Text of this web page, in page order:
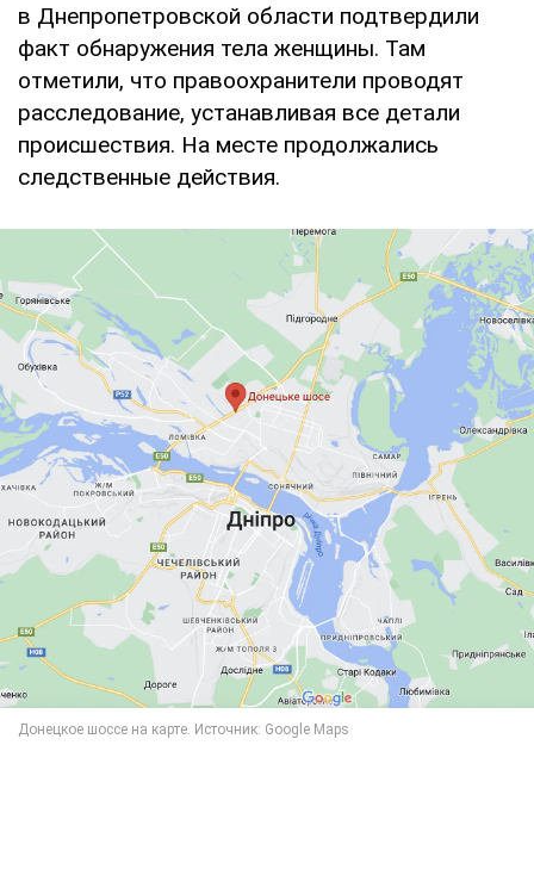
в Днепропетровской области подтвердили
факт обнаружения тела женщины. Там
отметили, что правоохранители проводят
расследование, устанавливая все детали
происшествия. На месте продолжались
следственные действия.